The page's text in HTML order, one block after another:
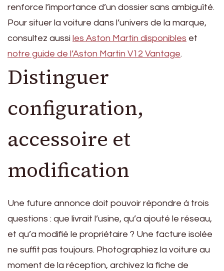
renforce l’importance d’un dossier sans ambiguïté.
Pour situer la voiture dans l’univers de la marque,
consultez aussi les Aston Martin disponibles et
notre guide de l’Aston Martin V12 Vantage.
Distinguer
configuration,
accessoire et
modification
Une future annonce doit pouvoir répondre à trois
questions : que livrait l’usine, qu’a ajouté le réseau,
et qu’a modifié le propriétaire ? Une facture isolée
ne suffit pas toujours. Photographiez la voiture au
moment de la réception, archivez la fiche de